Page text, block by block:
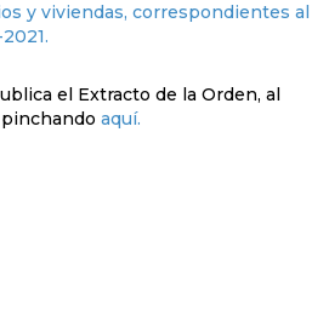
y viviendas, correspondientes al
el Extracto de la Orden, al
aquí.